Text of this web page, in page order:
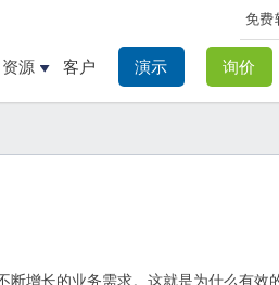
免费
资源 客户 演示 询价
断增长的业务需求。这就是为什么有效